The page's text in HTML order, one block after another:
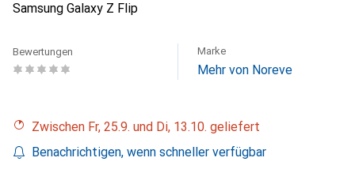
Samsung Galaxy Z Flip
Bewertungen Marke
Mehr von Noreve
Zwischen Fr, 25.9. und Di, 13.10. geliefert
Benachrichtigen, wenn schneller verfügbar